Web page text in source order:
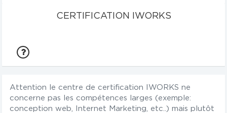
CERTIFICATION IWORKS
Attention le centre de certification IWORKS ne
concerne pas les compétences larges (exemple:
conception web, Internet Marketing, etc..) mais plutôt